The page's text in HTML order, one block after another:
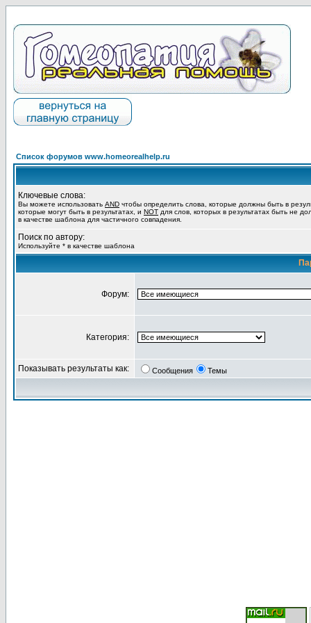
Список форумов www.homeorealhelp.ru
Ключевые слова:
Вы можете использовать AND чтобы определить слова, которые должны быть в
которые могут быть в результатах, и NOT для слов, которых в результатах быть не
в качестве шаблона для частичного совпадения.
Поиск по автору:
Используйте * в качестве шаблона
Форум:
Категория:
Показывать результаты как: Сообщения Темы